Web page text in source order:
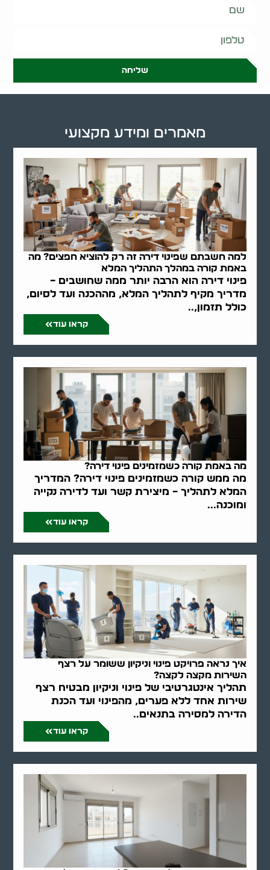
שליחה
למה חשבתם שפינוי דירה זה רק להוציא חפצים? מה
באמת קורה במהלך התהליך המלא
פינוי דירה הוא הרבה יותר ממה שחושבים –
מדריך מקיף לתהליך המלא, מההכנה ועד לסיום,
כולל תזמון,..
קראו עוד
מה באמת קורה כשמזמינים פינוי דירה?
מה ממש קורה כשמזמינים פינוי דירה? המדריך
המלא לתהליך – מיצירת קשר ועד לדירה נקייה
ומוכנה...
קראו עוד
איך נראה פרויקט פינוי וניקיון ששומר על רצף
השירות מקצה לקצה?
תהליך אינטגרטיבי של פינוי וניקיון מבטיח רצף
שירות אחד ללא פערים, מהפינוי ועד הכנת
הדירה למסירה בתנאים..
קראו עוד
מאמרים ומידע מקצועי